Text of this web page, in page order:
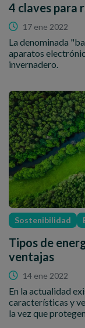
4 claves para
17 ene 2022
La denominada
aparatos
invernadero.
Sostenibilidad
Tipos de
ventajas
14 ene 2022
En la actualidad
características y
la vez que